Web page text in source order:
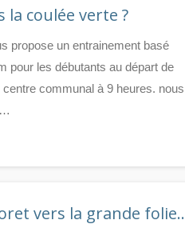
coulée verte ?
propose un entrainement basé
pour les débutants au départ de
communal à 9 heures. nous
vers la grande folie..